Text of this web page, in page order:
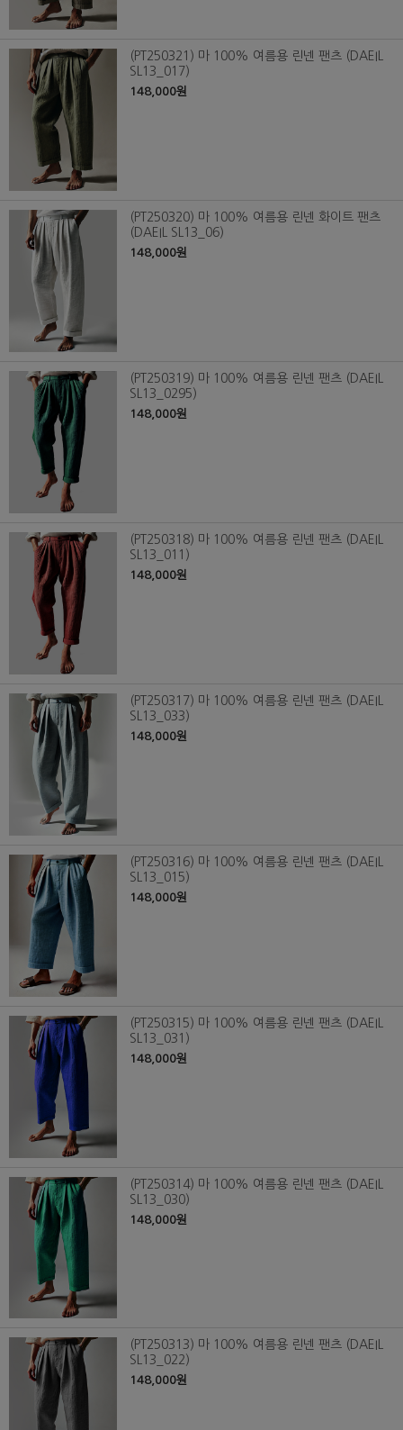
(PT250321) 마 100% 여름용 린넨 팬츠 (DAEIL
SL13_017)
148,000원
(PT250320) 마 100% 여름용 린넨 화이트 팬츠
(DAEIL SL13_06)
148,000원
(PT250319) 마 100% 여름용 린넨 팬츠 (DAEIL
SL13_0295)
148,000원
(PT250318) 마 100% 여름용 린넨 팬츠 (DAEIL
SL13_011)
148,000원
(PT250317) 마 100% 여름용 린넨 팬츠 (DAEIL
SL13_033)
148,000원
(PT250316) 마 100% 여름용 린넨 팬츠 (DAEIL
SL13_015)
148,000원
(PT250315) 마 100% 여름용 린넨 팬츠 (DAEIL
SL13_031)
148,000원
(PT250314) 마 100% 여름용 린넨 팬츠 (DAEIL
SL13_030)
148,000원
(PT250313) 마 100% 여름용 린넨 팬츠 (DAEIL
SL13_022)
148,000원